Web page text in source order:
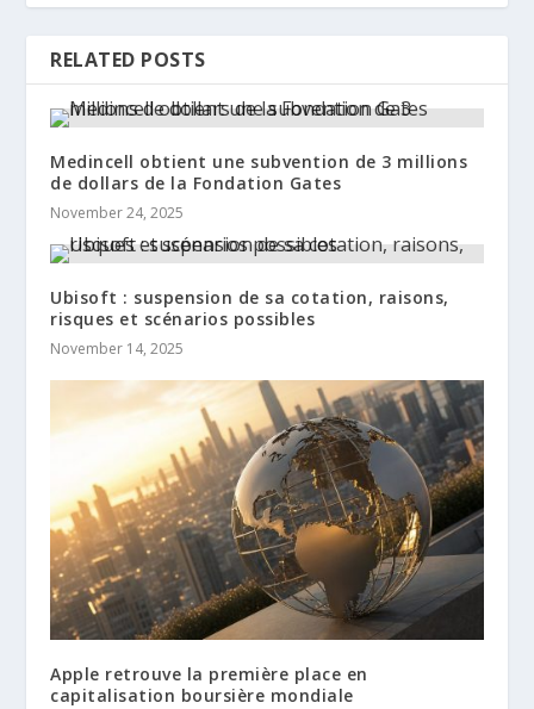
RELATED POSTS
Medincell obtient une subvention de 3 millions
de dollars de la Fondation Gates
November 24, 2025
Ubisoft : suspension de sa cotation, raisons,
risques et scénarios possibles
November 14, 2025
Apple retrouve la première place en
capitalisation boursière mondiale